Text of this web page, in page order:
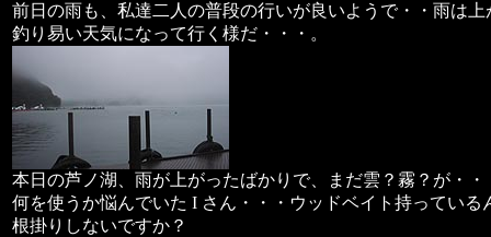
前日の雨も、私達二人の普段の行いが良いようで・・雨は
釣り易い天気になって行く様だ・・・。
本日の芦ノ湖、雨が上がったばかりで、まだ雲？霧？が・・
何を使うか悩んでいた I さん・・・ウッドベイト持ってい
根掛りしないですか？